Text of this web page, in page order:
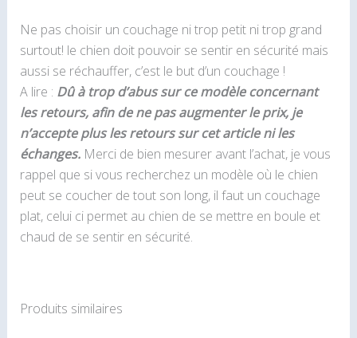
Ne pas choisir un couchage ni trop petit ni trop grand
surtout! le chien doit pouvoir se sentir en sécurité mais
aussi se réchauffer, c’est le but d’un couchage !
A lire : Dû à trop d’abus sur ce modèle concernant
les retours, afin de ne pas augmenter le prix, je
n’accepte plus les retours sur cet article ni les
échanges. Merci de bien mesurer avant l’achat, je vous
rappel que si vous recherchez un modèle où le chien
peut se coucher de tout son long, il faut un couchage
plat, celui ci permet au chien de se mettre en boule et
chaud de se sentir en sécurité.
Produits similaires